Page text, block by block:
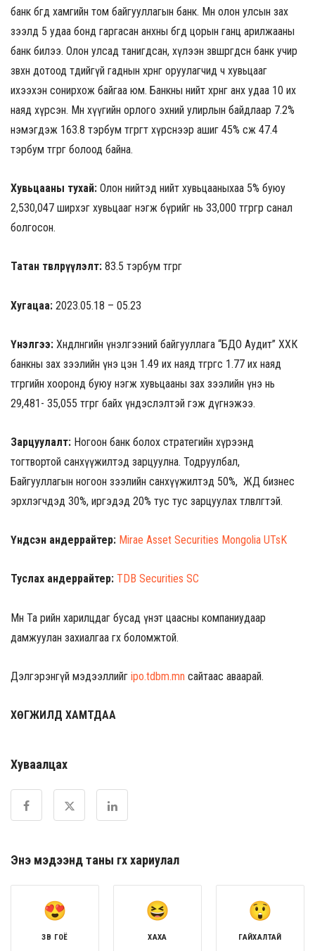
банк бөгөөд хамгийн том байгууллагын банк. Мөн олон улсын зах
зээлд 5 удаа бонд гаргасан анхны бөгөөд цорын ганц арилжааны
банк билээ. Олон улсад танигдсан, хүлээн зөвшөөрөгдсөн банк учир
зөвхөн дотоод төдийгүй гаднын хөрөнгө оруулагчид ч хувьцааг
ихээхэн сонирхож байгаа юм. Банкны нийт хөрөнгө анх удаа 10 их
наяд хүрсэн. Мөн хүүгийн орлого эхний улирлын байдлаар 7.2%
нэмэгдэж 163.8 тэрбум төгрөгт хүрснээр ашиг 45% өсөж 47.4
тэрбум төгрөг болоод байна.
Хувьцааны тухай: Олон нийтэд нийт хувьцааныхаа 5% буюу
2,530,047 ширхэг хувьцааг нэгж бүрийг нь 33,000 төгрөгөөр санал
болгосон.
Татан төвлөрүүлэлт: 83.5 тэрбум төгрөг
Хугацаа: 2023.05.18 – 05.23
Үнэлгээ: Хөндлөнгийн үнэлгээний байгууллага “БДО Аудит” ХХК
банкны зах зээлийн үнэ цэн 1.49 их наяд төгрөгөөс 1.77 их наяд
төгрөгийн хооронд буюу нэгж хувьцааны зах зээлийн үнэ нь
29,481- 35,055 төгрөг байх үндэслэлтэй гэж дүгнэжээ.
Зарцуулалт: Ногоон банк болох стратегийн хүрээнд
тогтвортой санхүүжилтэд зарцуулна. Тодруулбал,
Байгууллагын ногоон зээлийн санхүүжилтэд 50%, ЖД бизнес
эрхлэгчдэд 30%, иргэдэд 20% тус тус зарцуулах төлөвлөгөөтэй.
Үндсэн андеррайтер: Mirae Asset Securities Mongolia UTsK
Туслах андеррайтер: TDB Securities SC
Мөн Та өөрийн харилцдаг бусад үнэт цаасны компаниудаар
дамжуулан захиалгаа өгөх боломжтой.
Дэлгэрэнгүй мэдээллийг ipo.tdbm.mn сайтаас аваарай.
ХӨГЖИЛД ХАМТДАА
Хуваалцах
Энэ мэдээнд таны өгөх хариулал
ЗӨВ ГОЁ ХАХА ГАЙХАЛТАЙ